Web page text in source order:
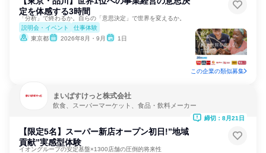
定を体感する3時間
「分析」で終わるか。自らの「意思決定」で世界を変えるか。
説明会・イベント
仕事体験
東京都
2026年8月・9月 1日
この企業の類似募集
まいばすけっと株式会社
飲食、スーパーマーケット、食品・飲料メーカー
【限定5名】スーパー新店オープン初日!”地域
貢献”実感型体験
イオングループの安定基盤×1300店舗の圧倒的将来性
締切：8月21日